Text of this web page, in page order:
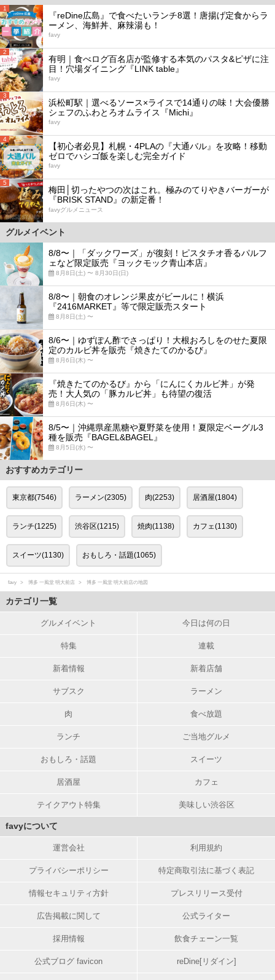
1
『reDine広島』で食べたいランチ8選！唐揚げ定食からラ
ーメン、海鮮丼、麻辣湯も！
favy
2
有明｜食べログ百名店が監修する本気のパスタ&ピザに注
目！穴場ダイニング『LINK table』
favy
3
浜松町駅｜選べるソース×ライスで14通りの味！大会優勝
シェフのふわとろオムライス『Michi』
favy
4
【初心者必見】札幌・4PLAの『大通バル』を攻略！移動
ゼロでハシゴ飯を楽しむ完全ガイド
favy
5
梅田│切ったやつの次はこれ。極みのてりやきバーガーが
『BRISK STAND』の新定番！
favyグルメニュース
グルメイベント
8/8〜｜「ダックワーズ」が復刻！ピスタチオ香るパルフ
ェなど限定販売『ヨックモック青山本店』
8月8日(土) 〜 8月30日(日)
8/8〜｜朝食のオレンジ果皮がビールに！横浜
『2416MARKET』等で限定販売スタート
8月8日(土) 〜
8/6〜｜ゆずぽん酢でさっぱり！大根おろしをのせた夏限
定のカルビ丼を販売『焼きたてのかるび』
8月6日(木) 〜
『焼きたてのかるび』から「にんにくカルビ丼」が発
売！大人気の「豚カルビ丼」も待望の復活
8月6日(木) 〜
8/5〜｜沖縄県産黒糖や夏野菜を使用！夏限定ベーグル3
種を販売『BAGEL&BAGEL』
8月5日(水) 〜
おすすめカテゴリー
東京都(7546) ラーメン(2305) 肉(2253) 居酒屋(1804)
ランチ(1225) 渋谷区(1215) 焼肉(1138) カフェ(1130)
スイーツ(1130) おもしろ・話題(1065)
favy 博多 一風堂 明大前店 博多 一風堂 明大前店の地図
カテゴリ一覧
グルメイベント 今日は何の日
特集 連載
新着情報 新着店舗
サブスク ラーメン
肉 食べ放題
ランチ ご当地グルメ
おもしろ・話題 スイーツ
居酒屋 カフェ
テイクアウト特集 美味しい渋谷区
favyについて
運営会社 利用規約
プライバシーポリシー 特定商取引法に基づく表記
情報セキュリティ方針 プレスリリース受付
広告掲載に関して 公式ライター
採用情報 飲食チェーン一覧
公式ブログ favicon reDine[リダイン]